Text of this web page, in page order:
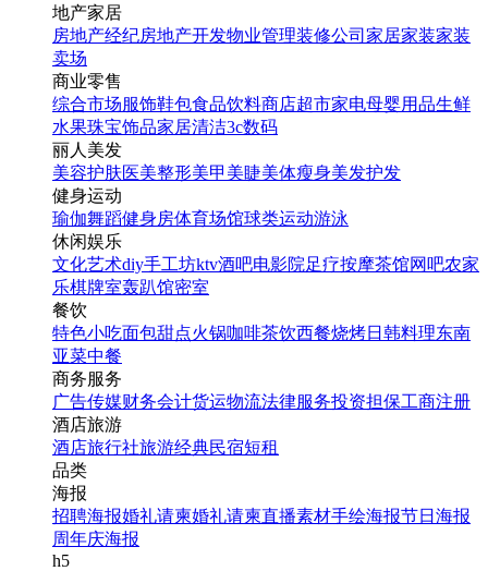
地产家居
房地产经纪房地产开发物业管理装修公司 家居家装家装
卖场
商业零售
综合市场服饰鞋包食品饮料商店超市家电母婴用品生鲜
水果珠宝饰品家居清洁3c数码
丽人美发
美容护肤医美整形美甲美睫美体瘦身美发护发
健身运动
瑜伽舞蹈健身房体育场馆球类运动游泳
休闲娱乐
文化艺术diy手工坊ktv酒吧电影院足疗按摩茶馆网吧农家
乐棋牌室轰趴馆密室
餐饮
特色小吃面包甜点火锅咖啡茶饮西餐烧烤日韩料理东南
亚菜中餐
商务服务
广告传媒财务会计货运物流法律服务投资担保工商注册
酒店旅游
酒店旅行社旅游经典民宿短租
品类
海报
招聘海报婚礼请柬婚礼请柬直播素材手绘海报节日海报
周年庆海报
h5